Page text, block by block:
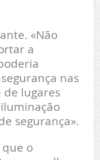
«Não
a
nas
de lugares
segurança».
o